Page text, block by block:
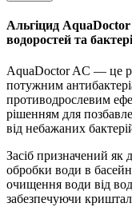
Альгіцид
водоростей та
AquaDoctor AC — це
потужним
противодрослевим
рішенням для
від небажаних
Засіб призначений як
обробки води в
очищення води від
забезпечуючи